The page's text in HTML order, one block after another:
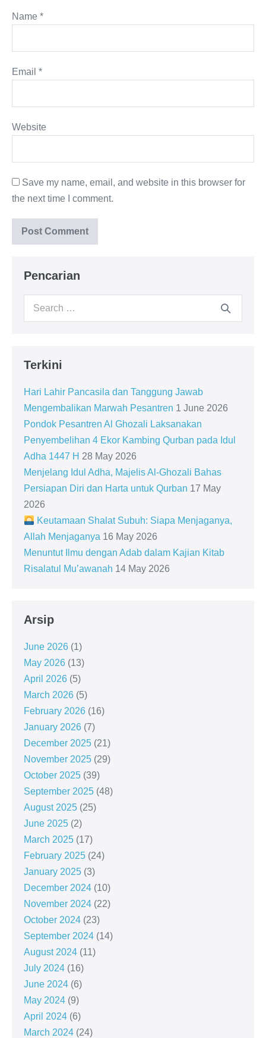
Name *
Email *
Website
Save my name, email, and website in this browser for
the next time I comment.
Pencarian
Search
Terkini
Hari Lahir Pancasila dan Tanggung Jawab
Mengembalikan Marwah Pesantren 1 June 2026
Pondok Pesantren Al Ghozali Laksanakan
Penyembelihan 4 Ekor Kambing Qurban pada Idul
Adha 1447 H 28 May 2026
Menjelang Idul Adha, Majelis Al-Ghozali Bahas
Persiapan Diri dan Harta untuk Qurban 17 May
2026
Keutamaan Shalat Subuh: Siapa Menjaganya,
Allah Menjaganya 16 May 2026
Menuntut Ilmu dengan Adab dalam Kajian Kitab
Risalatul Mu’awanah 14 May 2026
Arsip
June 2026 (1)
May 2026 (13)
April 2026 (5)
March 2026 (5)
February 2026 (16)
January 2026 (7)
December 2025 (21)
November 2025 (29)
October 2025 (39)
September 2025 (48)
August 2025 (25)
June 2025 (2)
March 2025 (17)
February 2025 (24)
January 2025 (3)
December 2024 (10)
November 2024 (22)
October 2024 (23)
September 2024 (14)
August 2024 (11)
July 2024 (16)
June 2024 (6)
May 2024 (9)
April 2024 (6)
March 2024 (24)